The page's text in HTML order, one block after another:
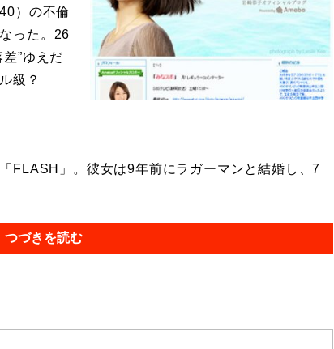
）の不倫
った。26
”ゆえだ
級？
FLASH」。彼女は9年前にラガーマンと結婚し、7
つづきを読む